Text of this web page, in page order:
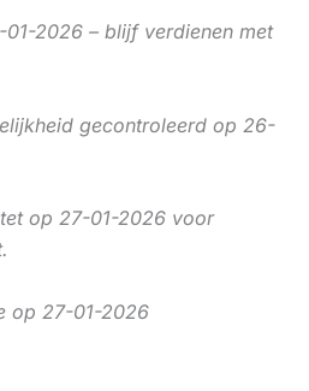
2026 – blijf verdienen met
gecontroleerd op 26-
op 27-01-2026 voor
op 27-01-2026